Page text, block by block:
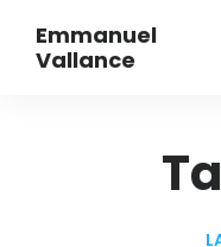
Emmanuel
Vallance